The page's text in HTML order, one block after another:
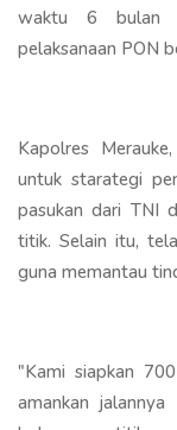
waktu 6 bulan
pelaksanaan PON
Kapolres
untuk starategi
pasukan dari TNI
titik. Selain itu,
guna memantau
"Kami siapkan
amankan